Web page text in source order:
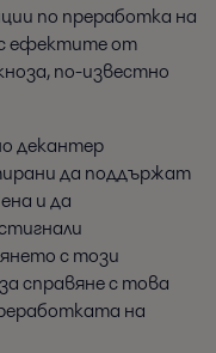
по преработка на
с ефектите от
по-известно
декантер
да поддържат
и да
с този
справяне с това
на